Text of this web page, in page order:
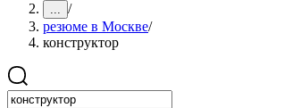
... /
резюме в Москве/
конструктор